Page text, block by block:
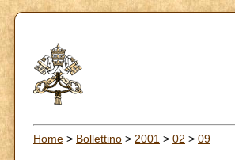
Home > Bollettino > 2001 > 02 > 09